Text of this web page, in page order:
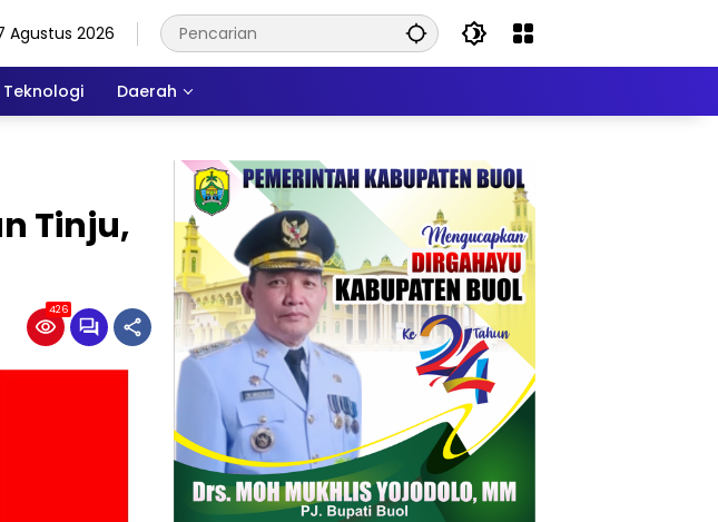
Agustus 2026
Teknologi Daerah
Tinju,
426